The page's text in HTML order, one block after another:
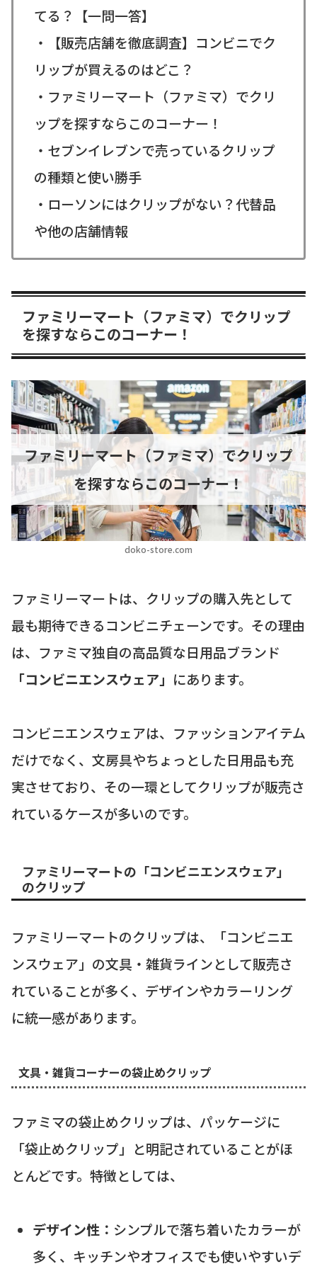
てる？【一問一答】
・【販売店舗を徹底調査】コンビニでク
リップが買えるのはどこ？
・ファミリーマート（ファミマ）でクリ
ップを探すならこのコーナー！
・セブンイレブンで売っているクリップ
の種類と使い勝手
・ローソンにはクリップがない？代替品
や他の店舗情報
ファミリーマート（ファミマ）でクリップ
を探すならこのコーナー！
doko-store.com
ファミリーマート（ファミマ）でクリップ
を探すならこのコーナー！
ファミリーマートは、クリップの購入先として
最も期待できるコンビニチェーンです。その理由
は、ファミマ独自の高品質な日用品ブランド
「コンビニエンスウェア」 にあります。
コンビニエンスウェアは、ファッションアイテム
だけでなく、文房具やちょっとした日用品も充
実させており、その一環としてクリップが販売さ
れているケースが多いのです。
ファミリーマートの「コンビニエンスウェア」
のクリップ
ファミリーマートのクリップは、「コンビニエ
ンスウェア」の文具・雑貨ラインとして販売さ
れていることが多く、デザインやカラーリング
に統一感があります。
文具・雑貨コーナーの袋止めクリップ
ファミマの袋止めクリップは、パッケージに
「袋止めクリップ」と明記されていることがほ
とんどです。特徴としては、
デザイン性： シンプルで落ち着いたカラーが
多く、キッチンやオフィスでも使いやすいデ